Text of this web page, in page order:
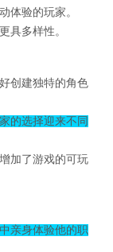
体验的玩家。
具多样性。
创建独特的角色
的选择迎来不同
加了游戏的可玩
亲身体验他的职